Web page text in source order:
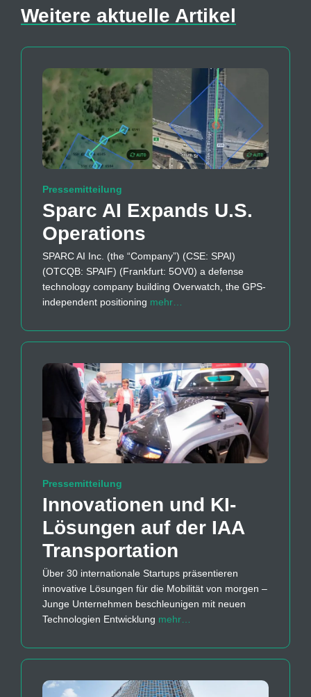
Weitere aktuelle Artikel
Pressemitteilung
Sparc AI Expands U.S.
Operations
SPARC AI Inc. (the “Company”) (CSE: SPAI)
(OTCQB: SPAIF) (Frankfurt: 5OV0) a defense
technology company building Overwatch, the GPS-
independent positioning mehr…
Pressemitteilung
Innovationen und KI-
Lösungen auf der IAA
Transportation
Über 30 internationale Startups präsentieren
innovative Lösungen für die Mobilität von morgen –
Junge Unternehmen beschleunigen mit neuen
Technologien Entwicklung mehr…